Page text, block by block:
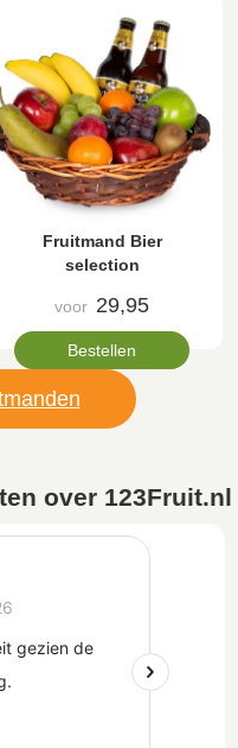
Fruitmand Bier
selection
voor 29,95
Bestellen
over 123Fruit.nl